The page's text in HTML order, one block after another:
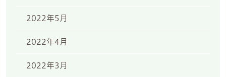
2022年5月
2022年4月
2022年3月